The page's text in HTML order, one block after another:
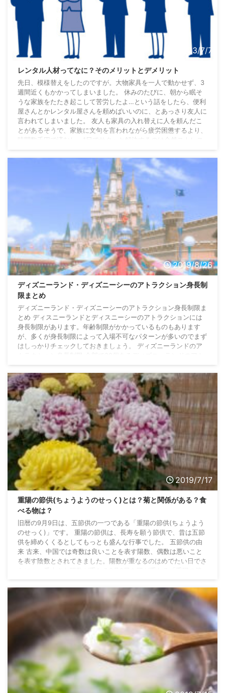
2023/7/7
レンタル人材ってなに？そのメリットとデメリット
先日、模様替えをしたのですが。大物家具を一人で動かせず、3
週間近くもかかってしまいました。 休みのたびに、朝から眠そ
うな家族をたたき起こして苦労したよ…という話をしたら、便利
屋さんとかレンタル屋さんを頼めばいいのに、とあっさり友人に
言われてしまいました。 友人も家具の入れ替えに人を頼んだこ
とがあるそうで、家族に文句を言われながら疲労困憊するより、
時間数千円で済むし、1日でサクッと解決するのは全然ストレス
い方がうまく、新しいサービスも、内容をちゃんと ...
2019/8/26
ディズニーランド・ディズニーシーのアトラクション身長制
限まとめ
ディズニーランド・ディズニーシーのアトラクション身長制限ま
とめ ディスニーランドとディスニーシーのアトラクションには
身長制限があります。年齢制限がかかっているものもあります
が、多くが身長制限によって入場不可なパターンが多いのでまず
はしっかりチェックしておきましょう。 ディズニーランドのア
で座れることなどの条件つきです。 ワールドバザール アトラク
ション名 身長制限 年齢制限・学年目安 オ ...
2019/7/17
重陽の節供(ちょうようのせっく)とは？菊と関係がある？食
べる物は？
旧暦の9月9日は、五節供の一つである「重陽の節供(ちょうよう
のせっく)」です。 重陽の節供は、長寿を願う節供で、昔は五節
供を締めくくるとしてもっとも盛んな行事でした。 五節供の由
来 古来、中国では奇数は良いことを表す陽数、偶数は悪いこと
を表す陰数とされてきました。陽数が重なるのはめでたい日でさ
日本にも伝わってきて、平安時代には宮中の年中行事として菊花
の宴が行われ、群臣が詩歌を作り、菊酒を賜り ...